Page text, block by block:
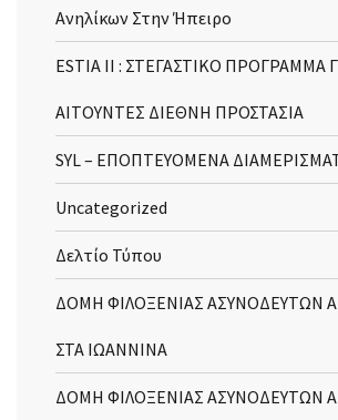
Ανηλίκων Στην Ήπειρο
ESTIA II : ΣΤΕΓΑΣΤΙΚΟ ΠΡΟΓΡΑΜΜΑ
ΑΙΤΟΥΝΤΕΣ ΔΙΕΘΝΗ ΠΡΟΣΤΑΣΙΑ
SYL – ΕΠΟΠΤΕΥΟΜΕΝΑ
Uncategorized
Δελτίο Τύπου
ΔΟΜΗ ΦΙΛΟΞΕΝΙΑΣ ΑΣΥΝΟΔΕΥΤΩΝ
ΣΤΑ ΙΩΑΝΝΙΝΑ
ΔΟΜΗ ΦΙΛΟΞΕΝΙΑΣ ΑΣΥΝΟΔΕΥΤΩΝ